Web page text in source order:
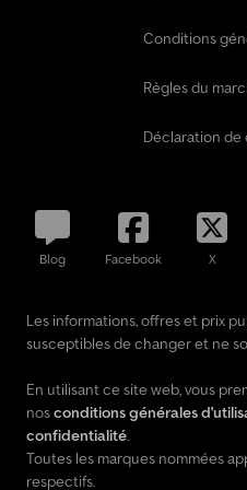
démarrage/arrêt automatique,
Conditions
Règles du
Déclaration
Blog Facebook X
Les informations, offres et prix
susceptibles de changer et ne
En utilisant ce site web, vous
nosconditions générales
confidentialité.
Toutes les marques nommées
respectifs.